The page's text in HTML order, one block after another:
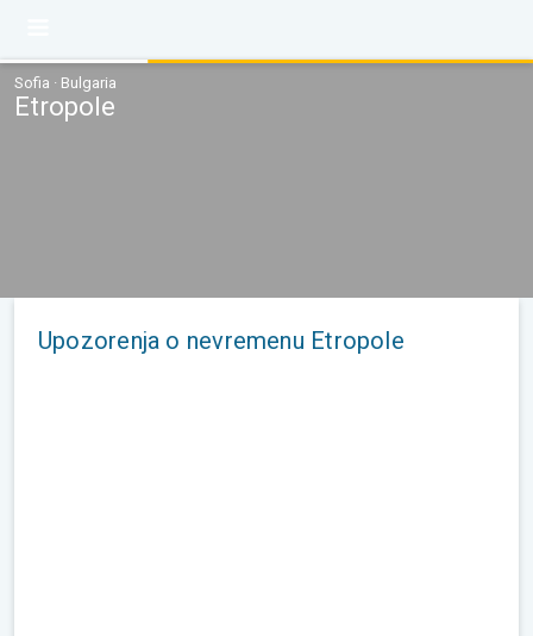
Sofia · Bulgaria
Etropole
Upozorenja o nevremenu Etropole